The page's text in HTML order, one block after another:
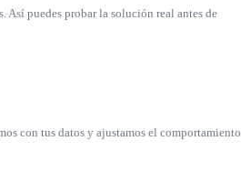
puedes probar la solución real antes de
con tus datos y ajustamos el comportamiento